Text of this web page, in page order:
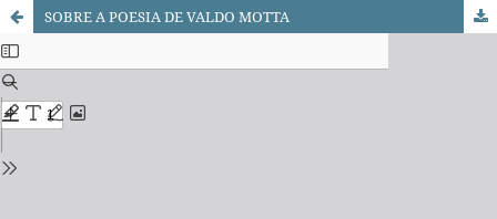
SOBRE A POESIA DE VALDO MOTTA